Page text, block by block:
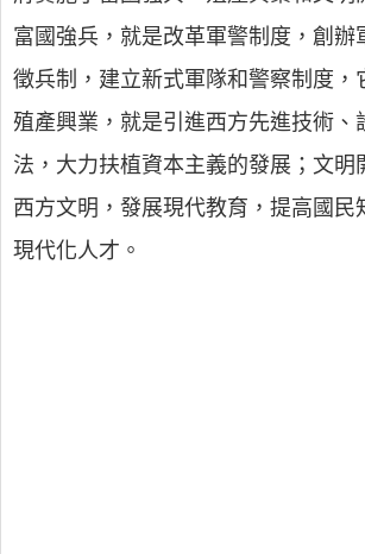
富國強兵，就是改革軍警制度，創辦
徵兵制，建立新式軍隊和警察制度，
殖產興業，就是引進西方先進技術、
法，大力扶植資本主義的發展；文明
西方文明，發展現代教育，提高國民
現代化人才。